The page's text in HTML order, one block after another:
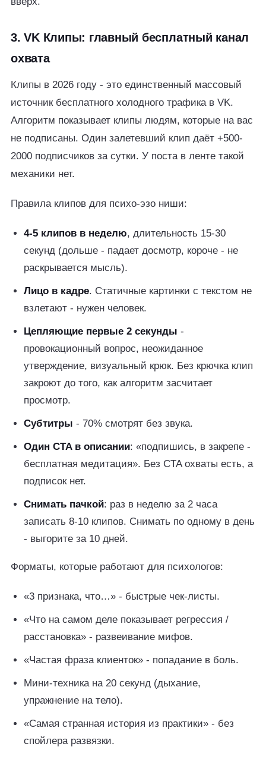
3. VK Клипы: главный бесплатный канал
охвата
Клипы в 2026 году - это единственный массовый
источник бесплатного холодного трафика в VK.
Алгоритм показывает клипы людям, которые на вас
не подписаны. Один залетевший клип даёт +500-
2000 подписчиков за сутки. У поста в ленте такой
механики нет.
Правила клипов для психо-эзо ниши:
4-5 клипов в неделю, длительность 15-30
секунд (дольше - падает досмотр, короче - не
раскрывается мысль).
Лицо в кадре. Статичные картинки с текстом не
взлетают - нужен человек.
Цепляющие первые 2 секунды -
провокационный вопрос, неожиданное
утверждение, визуальный крюк. Без крючка клип
закроют до того, как алгоритм засчитает
просмотр.
Субтитры - 70% смотрят без звука.
Один CTA в описании: «подпишись, в закрепе -
бесплатная медитация». Без CTA охваты есть, а
подписок нет.
Снимать пачкой: раз в неделю за 2 часа
записать 8-10 клипов. Снимать по одному в день
- выгорите за 10 дней.
Форматы, которые работают для психологов:
«3 признака, что…» - быстрые чек-листы.
«Что на самом деле показывает регрессия /
расстановка» - развеивание мифов.
«Частая фраза клиенток» - попадание в боль.
Мини-техника на 20 секунд (дыхание,
упражнение на тело).
«Самая странная история из практики» - без
спойлера развязки.